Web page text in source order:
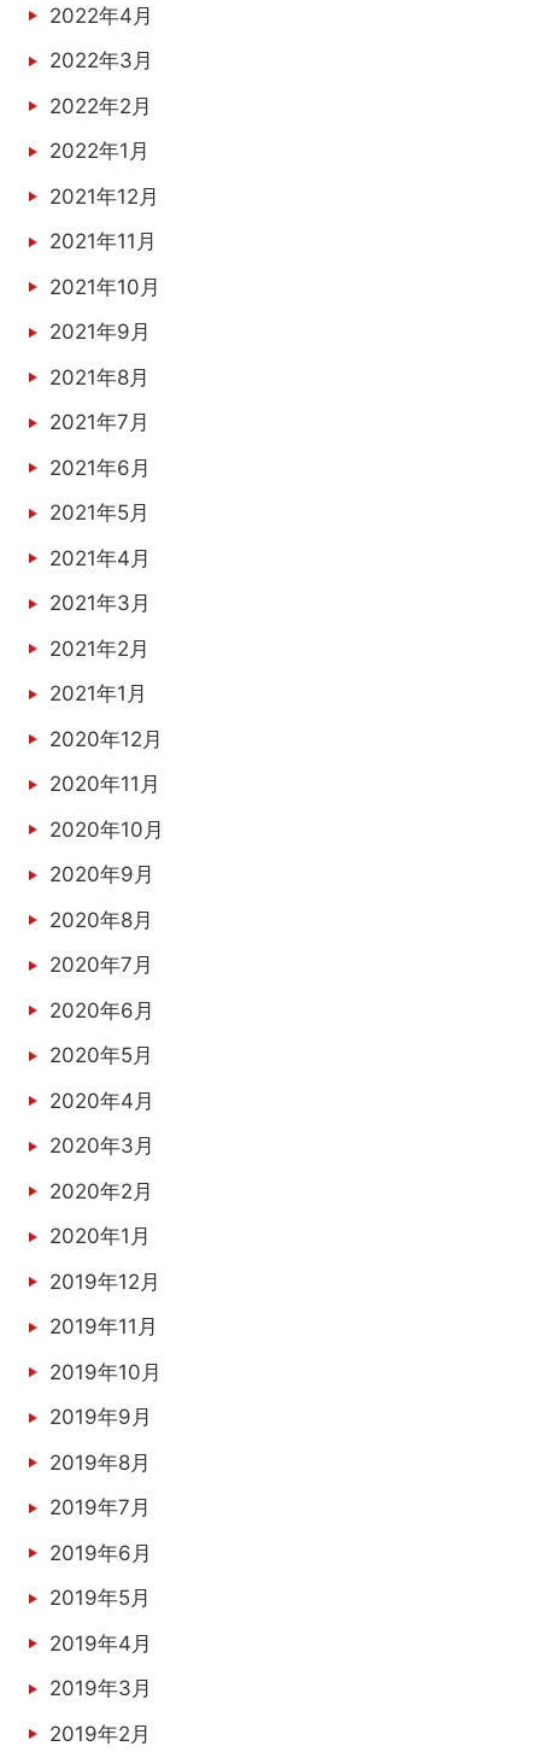
2022年4月
2022年3月
2022年2月
2022年1月
2021年12月
2021年11月
2021年10月
2021年9月
2021年8月
2021年7月
2021年6月
2021年5月
2021年4月
2021年3月
2021年2月
2021年1月
2020年12月
2020年11月
2020年10月
2020年9月
2020年8月
2020年7月
2020年6月
2020年5月
2020年4月
2020年3月
2020年2月
2020年1月
2019年12月
2019年11月
2019年10月
2019年9月
2019年8月
2019年7月
2019年6月
2019年5月
2019年4月
2019年3月
2019年2月